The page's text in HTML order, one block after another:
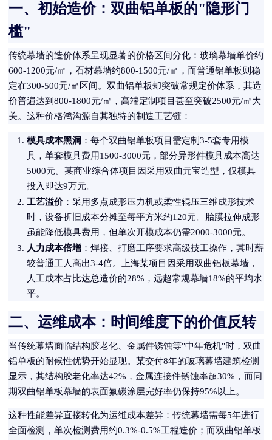
一、初始造价：双曲铝单板的"隐形门
槛"
传统幕墙的造价体系呈现显著的价格区间分化：玻璃幕墙单价约
600-1200元/㎡，石材幕墙约800-1500元/㎡，而普通铝单板则稳
定在300-500元/㎡区间。双曲铝单板却突破常规定价体系，其造
价普遍达到800-1800元/㎡，高端定制项目甚至突破2500元/㎡大
关。这种价格鸿沟源自其独特的制造工艺链：
模具成本黑洞 ：每个双曲铝单板项目需定制3-5套专用模
具，单套模具费用1500-3000元，部分异形件模具成本高达
5000元。某商业综合体项目因采用双曲元宝造型，仅模具
投入即达9万元。
工艺溢价：采用多点成形压力机或柔性辊压三维成形技术
时，设备折旧成本分摊至每平方米约120元。胎膜拉伸成形
虽能降低模具费用，但单次开模成本仍需2000-3000元。
人力成本倍增 ：焊接、打磨工序要求高级技工操作，其时薪
较普通工人高出3-4倍。上海某项目因采用双曲铝板幕墙，
人工成本占比达总造价的28%，远超常规幕墙18%的平均水
平。
二、运维成本：时间维度下的价值反转
当传统幕墙面临结构胶老化、金属件锈蚀等"中年危机"时，双曲
铝单板的耐候性优势开始显现。某交付8年的玻璃幕墙建筑检测
显示，其结构胶老化率达42%，金属连接件锈蚀率超30%，而同
期双曲铝单板幕墙的表面氟碳涂层完好率仍保持95%以上。
这种性能差异直接转化为运维成本差异：传统幕墙需每5年进行
全面检测，单次检测费用约0.3%-0.5%工程造价；而双曲铝单板